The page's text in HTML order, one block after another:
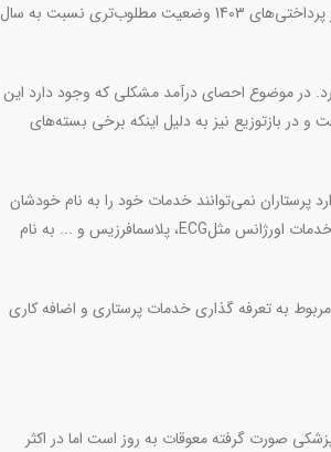
است اما کارگروه‌هایی که تشکیل شده برای نزدیک شدن به مبلغ واقعی در حال فعالیت هستند و در پرداختی‌های 1403 وضعیت مطلوب‌تری نسبت به سال
در موضوع احصای درآمد مشکلی که وجود دارد این
بازتوزیع نیز به دلیل اینکه برخی بسته‌های
نمی‌توانند خدمات خود را به نام خودشان
اورژانس مثلECG، پلاسمافرزیس و ... به نام
به تعرفه گذاری خدمات پرستاری و اضافه کاری
صورت گرفته معوقات به روز است اما در اکثر